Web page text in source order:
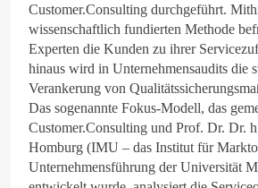
Customer.Consulting durchgeführt.
wissenschaftlich fundierten Methode
Experten die Kunden zu ihrer
hinaus wird in Unternehmensaudits die
Verankerung von
Das sogenannte Fokus-Modell, das
Customer.Consulting und Prof. Dr. Dr.
Homburg (IMU – das Institut für
Unternehmensführung der Universität